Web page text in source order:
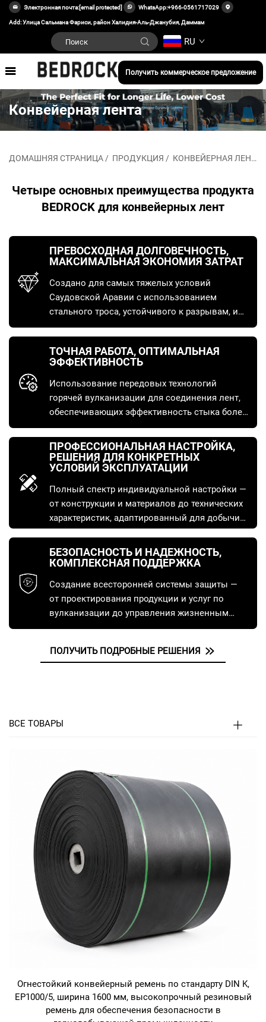
Электронная почта:[email protected] WhatsApp:+966-0561717029
Add: Улица Сальмана Фариси, район Халидия-Аль-Джанубия, Даммам
RU
Получить коммерческое предложение
Конвейерная лента
ДОМАШНЯЯ СТРАНИЦА / ПРОДУКЦИЯ / КОНВЕЙЕРНАЯ ЛЕНТА
Четыре основных преимущества продукта
BEDROCK для конвейерных лент
ПРЕВОСХОДНАЯ ДОЛГОВЕЧНОСТЬ,
МАКСИМАЛЬНАЯ ЭКОНОМИЯ ЗАТРАТ
Создано для самых тяжелых условий
Саудовской Аравии с использованием
стального троса, устойчивого к разрывам, и
специальных износостойких слоев, что
значительно увеличивает срок службы и
напрямую снижает стоимость перевозки
одной тонны материала.
ТОЧНАЯ РАБОТА, ОПТИМАЛЬНАЯ
ЭФФЕКТИВНОСТЬ
Использование передовых технологий
горячей вулканизации для соединения лент,
обеспечивающих эффективность стыка более
90 %, что гарантирует непрерывную и
стабильную работу системы и максимизирует
производительность.
ПРОФЕССИОНАЛЬНАЯ НАСТРОЙКА,
РЕШЕНИЯ ДЛЯ КОНКРЕТНЫХ
УСЛОВИЙ ЭКСПЛУАТАЦИИ
Полный спектр индивидуальной настройки —
от конструкции и материалов до технических
характеристик, адаптированный для добычи
полезных ископаемых, строительства
объектов инфраструктуры, портов и других
специфических сфер применения, чтобы
эксплуатации.
БЕЗОПАСНОСТЬ И НАДЕЖНОСТЬ,
КОМПЛЕКСНАЯ ПОДДЕРЖКА
Создание всесторонней системы защиты —
от проектирования продукции и услуг по
вулканизации до управления жизненным
циклом, обеспечивающей безопасную и
ПОЛУЧИТЬ ПОДРОБНЫЕ РЕШЕНИЯ
ВСЕ ТОВАРЫ
Огнестойкий конвейерный ремень по стандарту DIN K,
EP1000/5, ширина 1600 мм, высокопрочный резиновый
ремень для обеспечения безопасности в